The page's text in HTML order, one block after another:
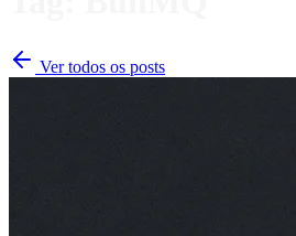
Ver todos os posts